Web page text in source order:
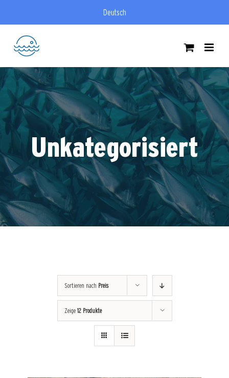
Inhalt
springen
Deutsch
Unkategorisiert
Sortieren nach Preis
Zeige 12 Produkte